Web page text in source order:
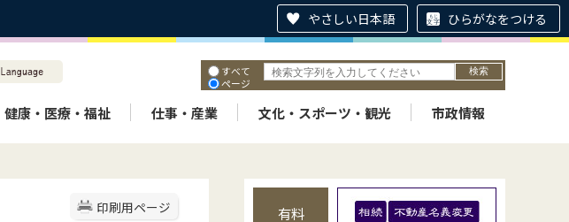
やさしい日本語 ひらがなをつける
すべて
ページ
健康・医療・福祉 仕事・産業 文化・スポーツ・観光 市政情報
印刷用ページ
有料